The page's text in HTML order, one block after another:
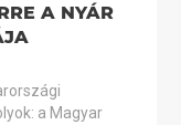
A NYÁR
a Magyar